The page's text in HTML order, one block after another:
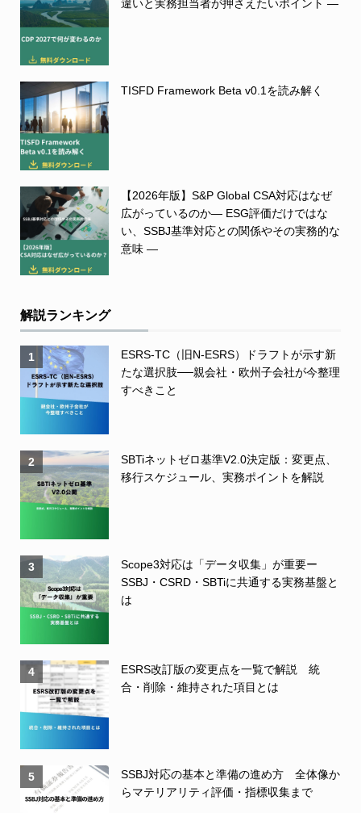
違いと実務担当者が押さえたいポイント ―
TISFD Framework Beta v0.1を読み解く
【2026年版】S&P Global CSA対応はなぜ
広がっているのか― ESG評価だけではな
い、SSBJ基準対応との関係やその実務的な
意味 ―
解説ランキング
1
ESRS-TC（旧N-ESRS）ドラフトが示す新
たな選択肢──親会社・欧州子会社が今整理
すべきこと
2
SBTiネットゼロ基準V2.0決定版：変更点、
移行スケジュール、実務ポイントを解説
3
Scope3対応は「データ収集」が重要ー
SSBJ・CSRD・SBTiに共通する実務基盤と
は
4
ESRS改訂版の変更点を一覧で解説 統
合・削除・維持された項目とは
5
SSBJ対応の基本と準備の進め方 全体像か
らマテリアリティ評価・指標収集まで